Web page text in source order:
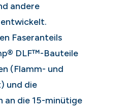
andere
Faseranteils
DLF™-Bauteile
(Flamm- und
und die
an die 15-minütige